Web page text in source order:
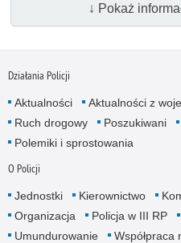
↓ Pokaż
Działania Policji
Aktualności Aktualności z
Ruch drogowy
Poszukiwani
Polemiki i sprostowania
O Policji
Jednostki Kierownictwo
Organizacja
Policja w III RP
Umundurowanie
Współpraca